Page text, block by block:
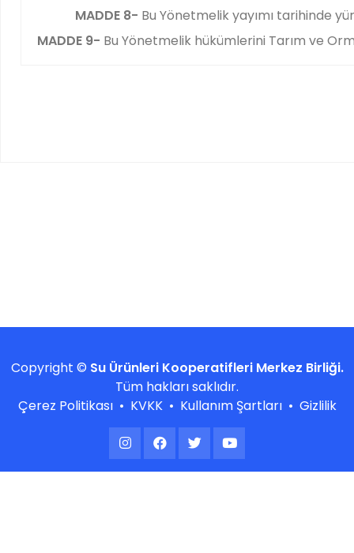
MADDE 8- Bu Yönetmelik yayımı tarihinde
MADDE 9- Bu Yönetmelik hükümlerini Tarım ve
Copyright © Su Ürünleri Kooperatifleri Merkez Birliği.
Tüm hakları saklıdır.
Çerez Politikası• KVKK• Kullanım Şartları• Gizlilik